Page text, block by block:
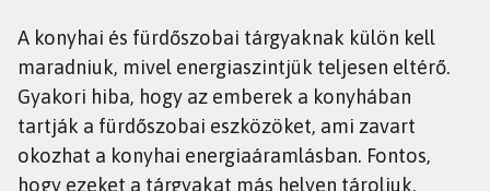
A konyhai és fürdőszobai tárgyaknak külön kell
maradniuk, mivel energiaszintjük teljesen eltérő.
Gyakori hiba, hogy az emberek a konyhában
tartják a fürdőszobai eszközöket, ami zavart
okozhat a konyhai energiaáramlásban. Fontos,
hogy ezeket a tárgyakat más helyen tároljuk.